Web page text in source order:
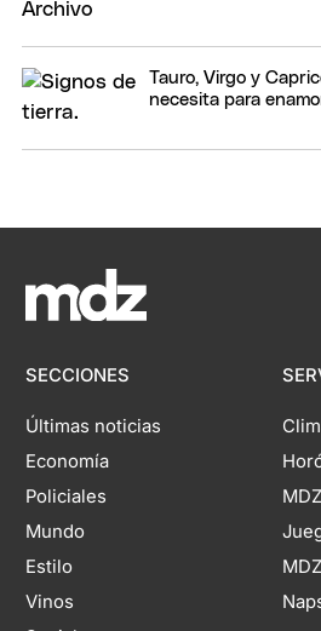
Tauro, Virgo y
necesita para
SECCIONES
Últimas noticias
Economía
Policiales
Mundo
Estilo
Vinos